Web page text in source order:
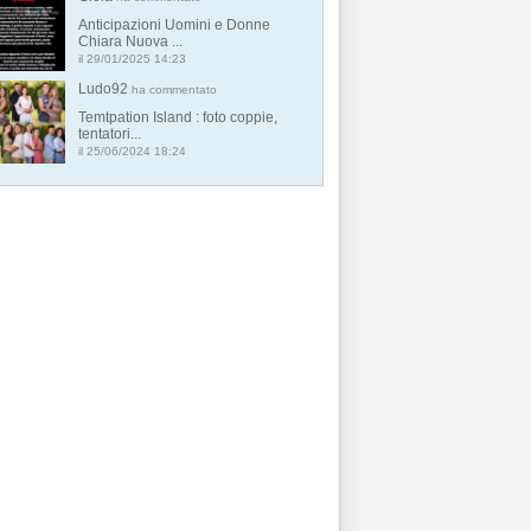
Anticipazioni Uomini e Donne
Chiara Nuova ...
il 29/01/2025 14:23
Ludo92 ha commentato
Temtpation Island : foto coppie,
tentatori...
il 25/06/2024 18:24